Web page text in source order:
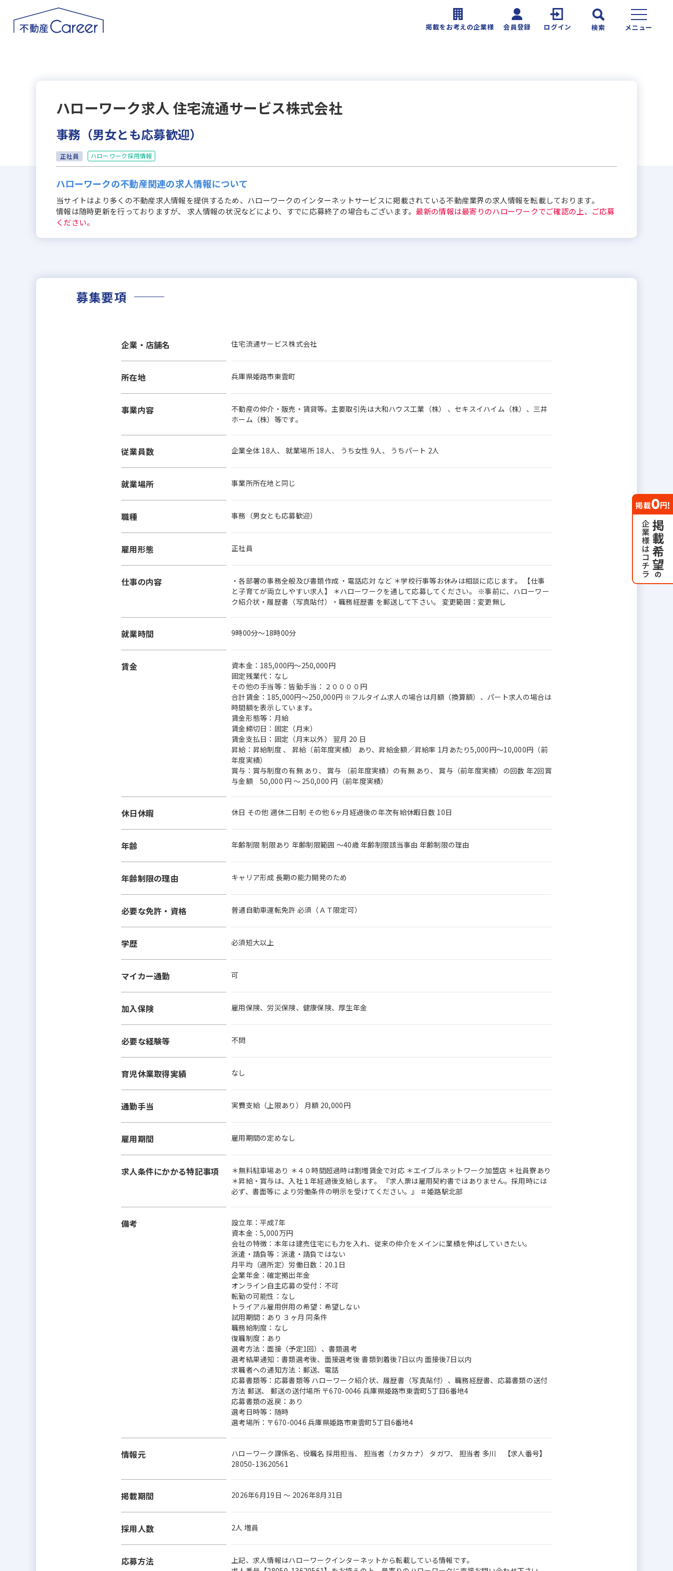
掲載をお考えの企業様 会員登録 ログイン 検索 メニュー
ハローワーク求人 住宅流通サービス株式会社
事務（男女とも応募歓迎）
正社員 ハローワーク採用情報
ハローワークの不動産関連の求人情報について
当サイトはより多くの不動産求人情報を提供するため、ハローワークのインターネットサービスに掲載されている不動産業界の求人情報を転載しております。
情報は随時更新を行っておりますが、 求人情報の状況などにより、すでに応募終了の場合もございます。 最新の情報は最寄りのハローワークでご確認の上、ご応募
ください。
募集要項
企業・店舗名 住宅流通サービス株式会社
所在地 兵庫県姫路市東雲町
事業内容
不動産の仲介・販売・賃貸等。主要取引先は大和ハウス工業（株） 、セキスイハイム（株）、三井
ホーム（株）等です。
従業員数 企業全体 18人、 就業場所 18人、 うち女性 9人、 うちパート 2人
就業場所 事業所所在地と同じ
職種 事務（男女とも応募歓迎）
雇用形態 正社員
仕事の内容
・各部署の事務全般及び書類作成 ・電話応対 など ＊学校行事等お休みは相談に応じます。 【仕事
と子育てが両立しやすい求人】 ＊ハローワークを通して応募してください。 ※事前に、ハローワー
ク紹介状・履歴書（写真貼付）・職務経歴書 を郵送して下さい。 変更範囲：変更無し
就業時間 9時00分〜18時00分
賃金
資本金：185,000円〜250,000円
固定残業代：なし
その他の手当等：皆勤手当：２００００円
合計賃金：185,000円～250,000円 ※フルタイム求人の場合は月額（換算額）、パート求人の場合は
時間額を表示しています。
賃金形態等：月給
賃金締切日：固定（月末）
賃金支払日：固定（月末以外） 翌月 20 日
昇給：昇給制度 、 昇給（前年度実績） あり、昇給金額／昇給率 1月あたり5,000円～10,000円（前
年度実績）
賞与：賞与制度の有無 あり、 賞与 （前年度実績）の有無 あり、 賞与（前年度実績）の回数 年2回賞
与金額 50,000 円 ～ 250,000 円（前年度実績）
休日休暇 休日 その他 週休二日制 その他 6ヶ月経過後の年次有給休暇日数 10日
年齢 年齢制限 制限あり 年齢制限範囲 〜40歳 年齢制限該当事由 年齢制限の理由
年齢制限の理由 キャリア形成 長期の能力開発のため
必要な免許・資格 普通自動車運転免許 必須（ＡＴ限定可）
学歴 必須短大以上
マイカー通勤 可
加入保険 雇用保険、労災保険、健康保険、厚生年金
必要な経験等 不問
育児休業取得実績 なし
通勤手当 実費支給（上限あり） 月額 20,000円
雇用期間 雇用期間の定めなし
求人条件にかかる特記事項
＊無料駐車場あり ＊４０時間超過時は割増賃金で対応 ＊エイブルネットワーク加盟店 ＊社員寮あり
＊昇給・賞与は、入社１年経過後支給します。 『求人票は雇用契約書ではありません。採用時には
必ず、書面等に より労働条件の明示を受けてください。』 ＃姫路駅北部
備考
設立年：平成7年
資本金：5,000万円
会社の特徴：本年は建売住宅にも力を入れ、従来の仲介をメインに業績を伸ばしていきたい。
派遣・請負等：派遣・請負ではない
月平均（週所定）労働日数：20.1日
企業年金：確定拠出年金
オンライン自主応募の受付：不可
転勤の可能性：なし
トライアル雇用併用の希望：希望しない
試用期間：あり ３ヶ月 同条件
職務給制度：なし
復職制度：あり
選考方法：面接（予定1回）、書類選考
選考結果通知：書類選考後、面接選考後 書類到着後7日以内 面接後7日以内
求職者への通知方法：郵送、電話
応募書類等：応募書類等 ハローワーク紹介状、履歴書（写真貼付）、職務経歴書、応募書類の送付
方法 郵送、 郵送の送付場所 〒670-0046 兵庫県姫路市東雲町5丁目6番地4
応募書類の返戻：あり
選考日時等：随時
選考場所：〒670-0046 兵庫県姫路市東雲町5丁目6番地4
情報元
ハローワーク課係名、役職名 採用担当、 担当者（カタカナ） タガワ、 担当者 多川 【求人番号】
28050-13620561
掲載期間 2026年6月19日 〜 2026年8月31日
採用人数 2人 増員
応募方法
上記、求人情報はハローワークインターネットから転載している情報です。